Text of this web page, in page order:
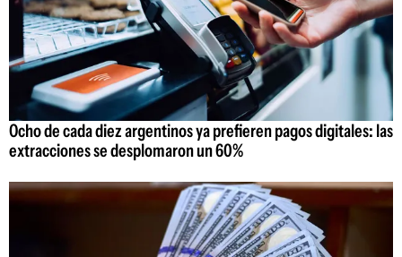
Ocho de cada diez argentinos ya prefieren pagos digitales: las
extracciones se desplomaron un 60%